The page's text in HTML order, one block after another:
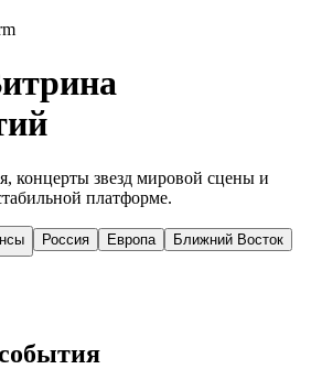
концерты звезд мировой сцены и
платформе.
Россия Европа
Ближний Восток